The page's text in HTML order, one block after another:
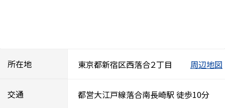
所在地 東京都新宿区西落合２丁目 周辺地図
交通 都営大江戸線落合南長崎駅 徒歩10分